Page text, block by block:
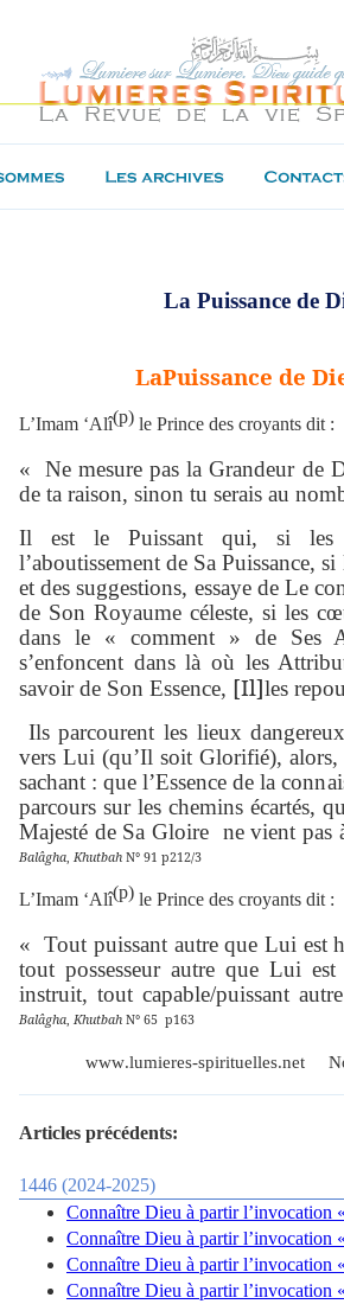
La Puissance de
LaPuissance de
L’Imam ‘Alî(p) le Prince des croyants dit :
«
Ne mesure pas la Grandeur de
de ta raison, sinon tu serais au
Il est le Puissant qui, si les
l’aboutissement de Sa Puissance,
et des suggestions, essaye de Le
de Son Royaume céleste, si les
dans le « comment » de Ses
s’enfoncent dans là où les
savoir de Son Essence, [Il]les
Ils parcourent les lieux
vers Lui (qu’Il soit Glorifié),
sachant : que l’Essence de la
parcours sur les chemins écartés,
Majesté de Sa Gloire ne vient pas
Balâgha, Khutbah N° 91 p212/3
L’Imam ‘Alî(p) le Prince des croyants dit :
« Tout puissant autre que Lui est
tout possesseur autre que Lui
instruit, tout capable/puissant
Balâgha, Khutbah N° 65 p163
www.lumieres-spirituelles.net
Articles précédents:
1446 (2024-2025)
Connaître Dieu à partir l’invocation
Connaître Dieu à partir l’invocation
Connaître Dieu à partir l’invocation
Connaître Dieu à partir l’invocation